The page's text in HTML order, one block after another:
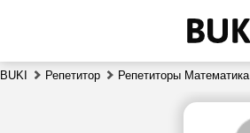
BUKI Репетитор Репетиторы Математика